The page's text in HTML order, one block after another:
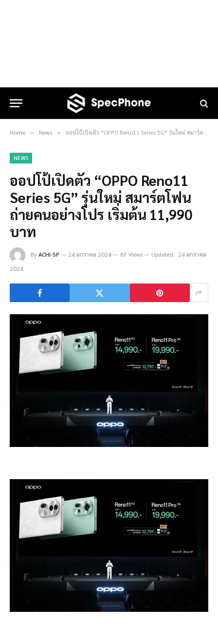
Home » News » ออปโป้เปิดตัว “OPPO Reno11 Series 5G” รุ่นใหม่ สมาร์ตโฟนถ่ายคนอย่างโปร เริ่มต้น 11,990 บาท
NEWS
ออปโป้เปิดตัว “OPPO Reno11
Series 5G” รุ่นใหม่ สมาร์ตโฟน
ถ่ายคนอย่างโปร เริ่มต้น 11,990
บาท
ByACHI-SP 24 มกราคม 2024 87 Views Updated: 24 มกราคม
2024